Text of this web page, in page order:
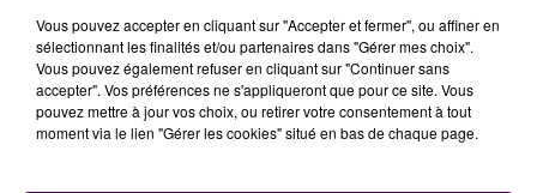
Vous pouvez accepter en cliquant sur "Accepter et fermer", ou affiner en
sélectionnant les finalités et/ou partenaires dans "Gérer mes choix".
Vous pouvez également refuser en cliquant sur "Continuer sans
accepter". Vos préférences ne s'appliqueront que pour ce site. Vous
pouvez mettre à jour vos choix, ou retirer votre consentement à tout
moment via le lien "Gérer les cookies" situé en bas de chaque page.